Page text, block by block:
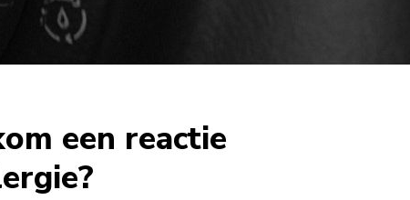
een reactie